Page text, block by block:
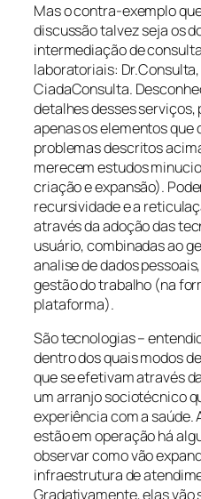
Mas o contra-exemplo
discussão talvez seja os
intermediação de
laboratoriais: Dr.Consulta,
CiadaConsulta.
detalhes desses serviços,
apenas os elementos que
problemas descritos
merecem estudos
criação e expansão).
recursividade e a
através da adoção das
usuário, combinadas ao
analise de dados
gestão do trabalho (na
plataforma).
São tecnologias –
dentro dos quais modos
que se efetivam através
um arranjo sociotécnico
experiência com a saúde.
estão em operação há
observar como vão
infraestrutura de
Gradativamente, elas vão